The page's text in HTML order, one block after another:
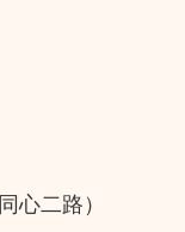
心二路）